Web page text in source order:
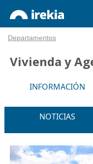
Departamentos
Vivienda y
INFORMACIÓN
NOTICIAS